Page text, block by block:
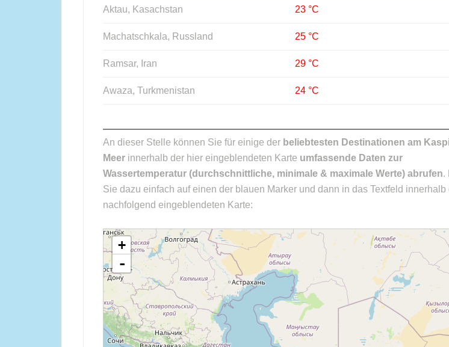
Aktau, Kasachstan 23 °C
Machatschkala, Russland 25 °C
Ramsar, Iran 29 °C
Awaza, Turkmenistan 24 °C
An dieser Stelle können Sie für einige der beliebtesten Destinationen am
Meer innerhalb der hier eingeblendeten Karte umfassende Daten zur
Wassertemperatur (durchschnittliche, minimale & maximale Werte) abrufen.
Sie dazu einfach auf einen der blauen Marker und dann in das Textfeld innerhalb
nachfolgend eingeblendeten Karte:
loading map - please wait...
+
-